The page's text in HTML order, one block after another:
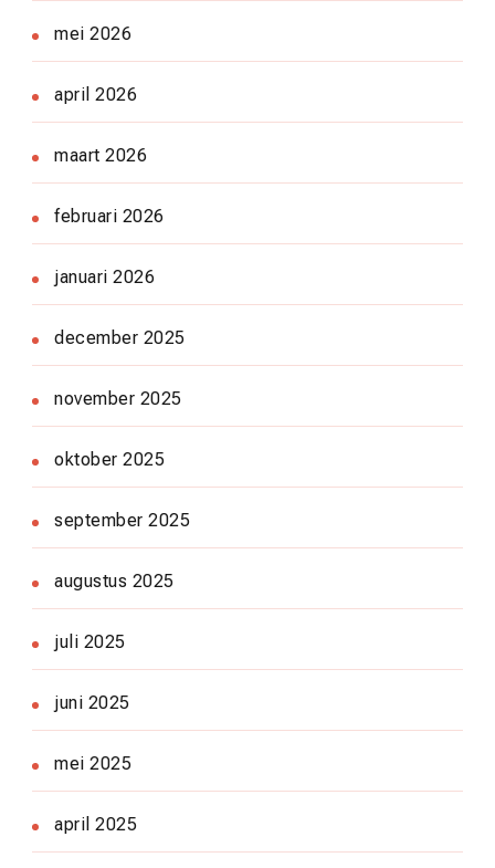
mei 2026
april 2026
maart 2026
februari 2026
januari 2026
december 2025
november 2025
oktober 2025
september 2025
augustus 2025
juli 2025
juni 2025
mei 2025
april 2025